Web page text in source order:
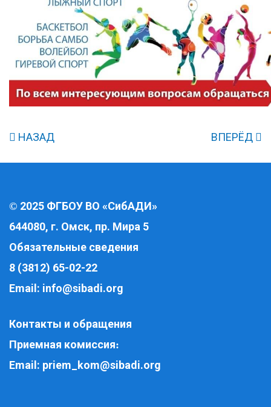
НАЗАД ВПЕРЁД
© 2025 ФГБОУ ВО «СибАДИ»
644080, г. Омск, пр. Мира 5
Обязательные сведения
8 (3812) 65-02-22
Email: info@sibadi.org
Контакты и обращения
Приемная комиссия:
Email: priem_kom@sibadi.org